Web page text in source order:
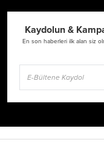
Kaydolun &
En son haberleri ilk alan siz